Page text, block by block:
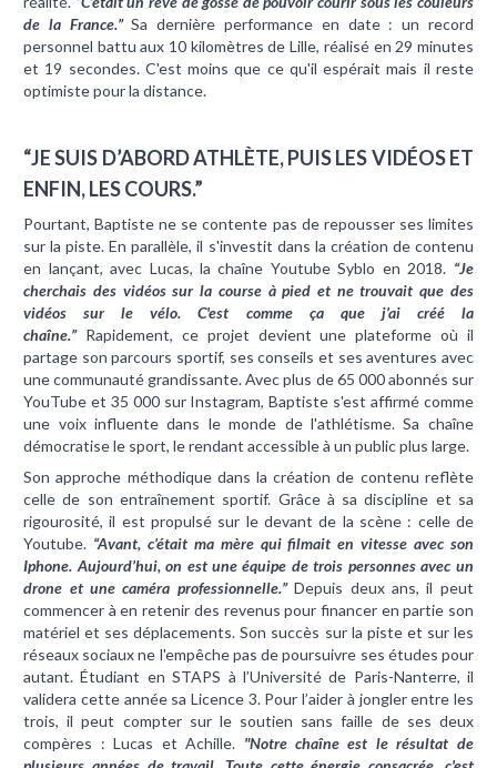
de la France.”Sa dernière performance en date : un record
personnel battu aux 10 kilomètres de Lille, réalisé en 29 minutes
et 19 secondes. C'est moins que ce qu'il espérait mais il reste
optimiste pour la distance.
“JE SUIS D’ABORD ATHLÈTE, PUIS LES VIDÉOS ET
ENFIN, LES COURS.”
Pourtant, Baptiste ne se contente pas de repousser ses limites
sur la piste. En parallèle, il s'investit dans la création de contenu
en lançant, avec Lucas, la chaîne Youtube Syblo en 2018. “Je
cherchais des vidéos sur la course à pied et ne trouvait que des
vidéos sur le vélo. C'est comme ça que j’ai créé la
chaîne.” Rapidement, ce projet devient une plateforme où il
partage son parcours sportif, ses conseils et ses aventures avec
une communauté grandissante. Avec plus de 65 000 abonnés sur
YouTube et 35 000 sur Instagram, Baptiste s'est affirmé comme
une voix influente dans le monde de l'athlétisme. Sa chaîne
démocratise le sport, le rendant accessible à un public plus large.
Son approche méthodique dans la création de contenu reflète
celle de son entraînement sportif. Grâce à sa discipline et sa
rigourosité, il est propulsé sur le devant de la scène : celle de
Youtube. “Avant, c’était ma mère qui filmait en vitesse avec son
Iphone. Aujourd’hui, on est une équipe de trois personnes avec un
drone et une caméra professionnelle.”Depuis deux ans, il peut
commencer à en retenir des revenus pour financer en partie son
matériel et ses déplacements. Son succès sur la piste et sur les
réseaux sociaux ne l'empêche pas de poursuivre ses études pour
autant. Étudiant en STAPS à l’Université de Paris-Nanterre, il
validera cette année sa Licence 3. Pour l’aider à jongler entre les
trois, il peut compter sur le soutien sans faille de ses deux
compères : Lucas et Achille. "Notre chaîne est le résultat de